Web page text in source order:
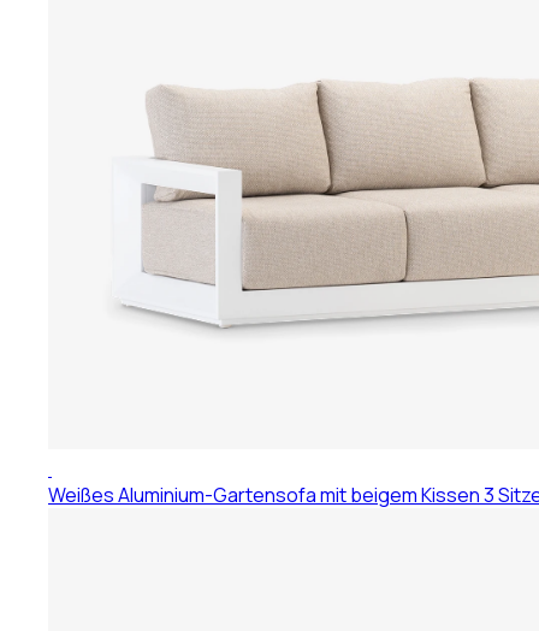
Weißes Aluminium-Gartensofa mit beigem Kissen 3